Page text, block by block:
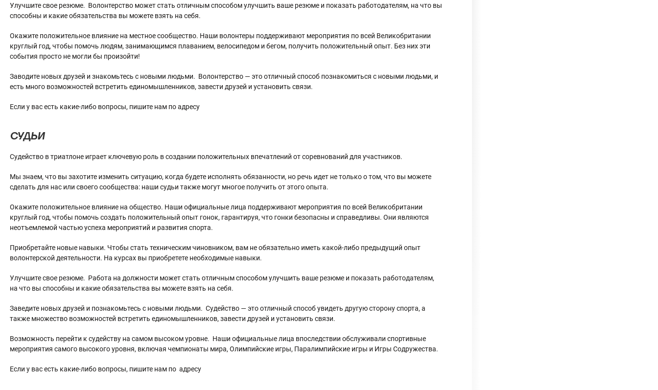
Улучшите свое резюме. Волонтерство может стать отличным способом улучшить ваше резюме и показать работодателям, на что вы
способны и какие обязательства вы можете взять на себя.
Окажите положительное влияние на местное сообщество. Наши волонтеры поддерживают мероприятия по всей Великобритании
круглый год, чтобы помочь людям, занимающимся плаванием, велосипедом и бегом, получить положительный опыт. Без них эти
события просто не могли бы произойти!
Заводите новых друзей и знакомьтесь с новыми людьми. Волонтерство — это отличный способ познакомиться с новыми людьми, и
есть много возможностей встретить единомышленников, завести друзей и установить связи.
Если у вас есть какие-либо вопросы, пишите нам по адресу
СУДЬИ
Судейство в триатлоне играет ключевую роль в создании положительных впечатлений от соревнований для участников.
Мы знаем, что вы захотите изменить ситуацию, когда будете исполнять обязанности, но речь идет не только о том, что вы можете
сделать для нас или своего сообщества: наши судьи также могут многое получить от этого опыта.
Окажите положительное влияние на общество. Наши официальные лица поддерживают мероприятия по всей Великобритании
круглый год, чтобы помочь создать положительный опыт гонок, гарантируя, что гонки безопасны и справедливы. Они являются
неотъемлемой частью успеха мероприятий и развития спорта.
Приобретайте новые навыки. Чтобы стать техническим чиновником, вам не обязательно иметь какой-либо предыдущий опыт
волонтерской деятельности. На курсах вы приобретете необходимые навыки.
Улучшите свое резюме. Работа на должности может стать отличным способом улучшить ваше резюме и показать работодателям,
на что вы способны и какие обязательства вы можете взять на себя.
Заведите новых друзей и познакомьтесь с новыми людьми. Судейство — это отличный способ увидеть другую сторону спорта, а
также множество возможностей встретить единомышленников, завести друзей и установить связи.
Возможность перейти к судейству на самом высоком уровне. Наши официальные лица впоследствии обслуживали спортивные
мероприятия самого высокого уровня, включая чемпионаты мира, Олимпийские игры, Паралимпийские игры и Игры Содружества.
Если у вас есть какие-либо вопросы, пишите нам по адресу